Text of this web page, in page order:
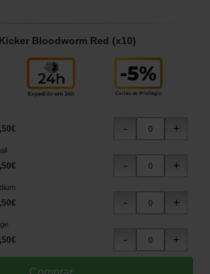
Bloodworm Red (x10)
50€
50€
50€
50€